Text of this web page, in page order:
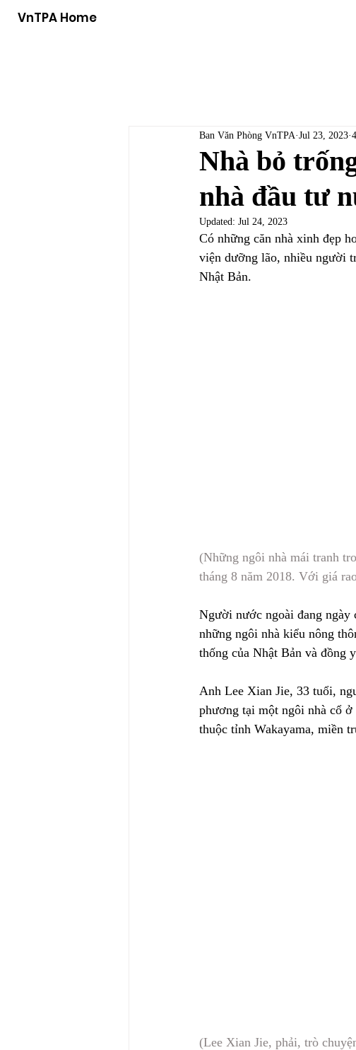
VnTPA Home
Nhà bỏ
nhà đầu tư
Ban Văn Phòng VnTPA Jul 23, 2023
Updated: Jul 24, 2023
Có những căn nhà xinh đẹp
viện dưỡng lão, nhiều người
Nhật Bản.
(Những ngôi nhà mái tranh
tháng 8 năm 2018. Với giá
Người nước ngoài đang ngày
những ngôi nhà kiểu nông
thống của Nhật Bản và đồng
Anh Lee Xian Jie, 33 tuổi,
phương tại một ngôi nhà cổ
thuộc tỉnh Wakayama, miền
(Lee Xian Jie, phải, trò